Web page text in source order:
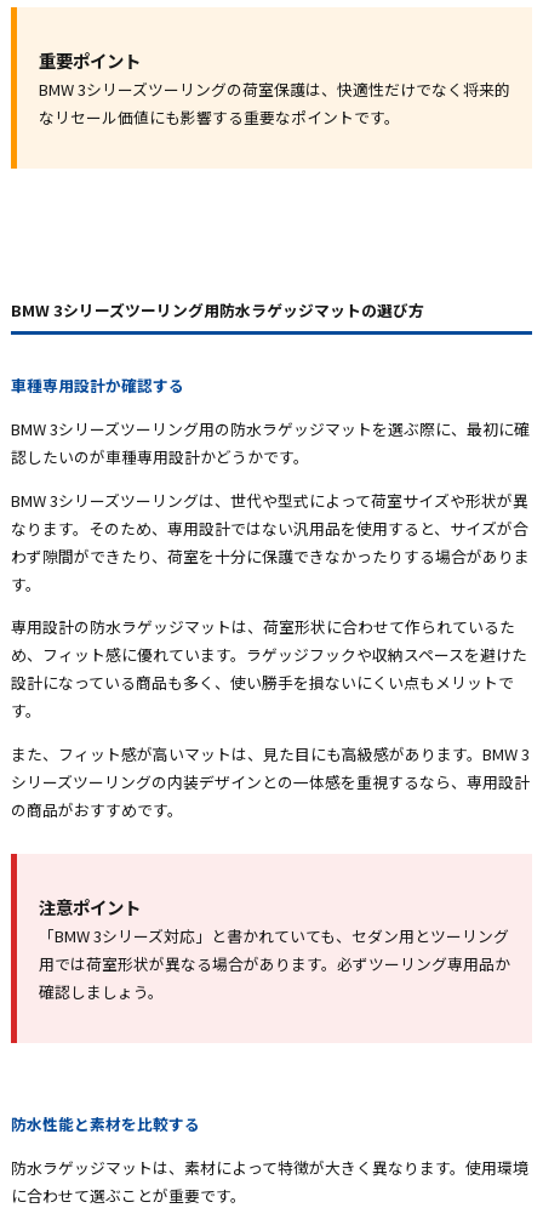
重要ポイント
BMW 3シリーズツーリングの荷室保護は、快適性だけでなく将来的
なリセール価値にも影響する重要なポイントです。
BMW 3シリーズツーリング用防水ラゲッジマットの選び方
車種専用設計か確認する
BMW 3シリーズツーリング用の防水ラゲッジマットを選ぶ際に、最初に確
認したいのが車種専用設計かどうかです。
BMW 3シリーズツーリングは、世代や型式によって荷室サイズや形状が異
なります。そのため、専用設計ではない汎用品を使用すると、サイズが合
わず隙間ができたり、荷室を十分に保護できなかったりする場合がありま
す。
専用設計の防水ラゲッジマットは、荷室形状に合わせて作られているた
め、フィット感に優れています。ラゲッジフックや収納スペースを避けた
設計になっている商品も多く、使い勝手を損ないにくい点もメリットで
す。
また、フィット感が高いマットは、見た目にも高級感があります。BMW 3
シリーズツーリングの内装デザインとの一体感を重視するなら、専用設計
の商品がおすすめです。
注意ポイント
「BMW 3シリーズ対応」と書かれていても、セダン用とツーリング
用では荷室形状が異なる場合があります。必ずツーリング専用品か
確認しましょう。
防水性能と素材を比較する
防水ラゲッジマットは、素材によって特徴が大きく異なります。使用環境
に合わせて選ぶことが重要です。